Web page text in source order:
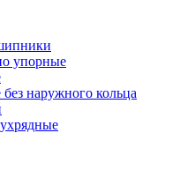
упорные
наружного кольца